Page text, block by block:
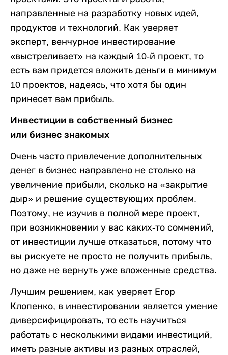
направленные на разработку новых идей,
продуктов и технологий. Как уверяет
эксперт, венчурное инвестирование
«выстреливает» на каждый 10-й проект, то
есть вам придется вложить деньги в минимум
10 проектов, надеясь, что хотя бы один
принесет вам прибыль.
Инвестиции в собственный бизнес
или бизнес знакомых
Очень часто привлечение дополнительных
денег в бизнес направлено не столько на
увеличение прибыли, сколько на «закрытие
дыр» и решение существующих проблем.
Поэтому, не изучив в полной мере проект,
при возникновении у вас каких-то сомнений,
от инвестиции лучше отказаться, потому что
вы рискуете не просто не получить прибыль,
но даже не вернуть уже вложенные средства.
Лучшим решением, как уверяет Егор
Клопенко, в инвестировании является умение
диверсифицировать, то есть научиться
работать с несколькими видами инвестиций,
иметь разные активы из разных отраслей,